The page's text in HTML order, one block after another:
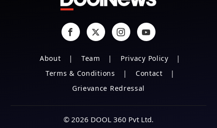
About Team
Privacy Policy
Terms & Conditions
Contact
Grievance Redressal
© 2026 DOOL 360 Pvt Ltd.